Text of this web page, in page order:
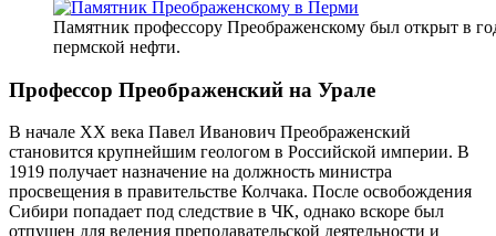
Памятник профессору Преображенскому был открыт в
пермской нефти.
Профессор Преображенский на Урале
В начале XX века Павел Иванович Преображенский
становится крупнейшим геологом в Российской империи. В
1919 получает назначение на должность министра
просвещения в правительстве Колчака. После освобождения
Сибири попадает под следствие в ЧК, однако вскоре был
отпущен для ведения преподавательской деятельности и